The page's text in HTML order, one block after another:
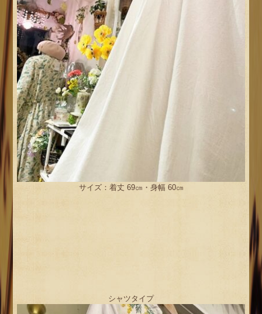
サイズ：着丈 69㎝・身幅 60㎝
シャツタイプ